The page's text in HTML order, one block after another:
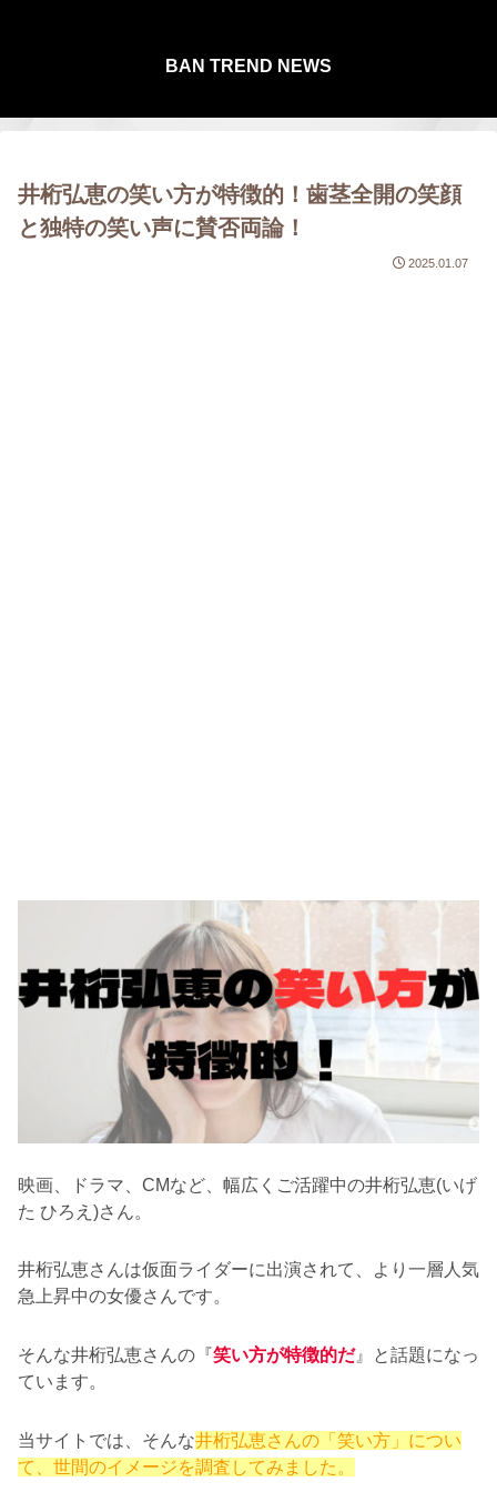
BAN TREND NEWS
井桁弘恵の笑い方が特徴的！歯茎全開の笑顔
と独特の笑い声に賛否両論！
2025.01.07
映画、ドラマ、CMなど、幅広くご活躍中の井桁弘恵(いげ
た ひろえ)さん。
井桁弘恵さんは仮面ライダーに出演されて、より一層人気
急上昇中の女優さんです。
そんな井桁弘恵さんの『笑い方が特徴的だ』と話題になっ
ています。
当サイトでは、そんな井桁弘恵さんの「笑い方」につい
て、世間のイメージを調査してみました。